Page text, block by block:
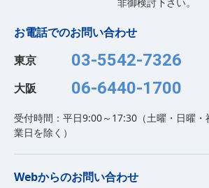
非御検討下さい。
お電話でのお問い合わせ
東京
03-5542-7326
大阪 06-6440-1700
受付時間：平日9:00～17:30（土曜・日曜
業日を除く）
Webからのお問い合わせ